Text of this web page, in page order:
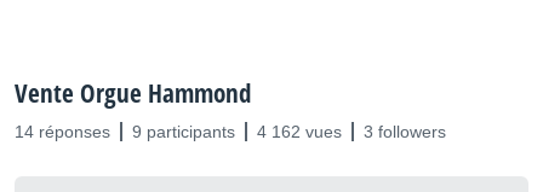
Vente Orgue Hammond
14 réponses 9 participants 4 162 vues 3 followers